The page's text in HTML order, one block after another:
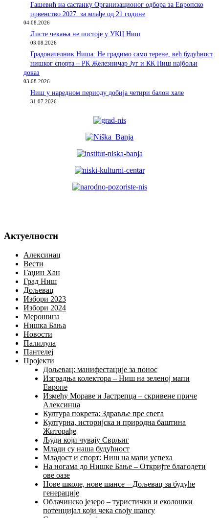
Гашевић на састанку Организационог одбора за Европско
првенство 2027. за млађе од 21 године
04.08.2026
Листе чекања не постоје у УКЦ Ниш
03.08.2026
Градоначелник Ниша: Не градимо само терене, већ будућност
нишког спорта – РК Железничар Југ и КК Ниш најбољи
доказ
03.08.2026
Ниш у наредном периоду добија четири балон хале
31.07.2026
Актуелности
Алексинац
Вести
Гаџин Хан
Град Ниш
Дољевац
Избори 2023
Избори 2024
Мерошина
Нишка Бања
Новости
Палилула
Пантелеј
Пројекти
Дољевац: манифестације за понос
Изградња колектора – Ниш на зеленој мапи
Европе
Између Мораве и Јастрепца – скривене приче
Алексинца
Култура покрета: Здравље пре свега
Културна, историјска и природна баштина
Житорађе
Људи који чувају Сврљиг
Млади су наша будућност
Младост и спорт: Ниш на мапи успеха
На ногама до Нишке Бање – Откријте благодети
ове оазе
Нове школе, нове шансе – Дољевац за будуће
генерације
Облачинско језеро – туристички и еколошки
потенцијал који чека своју шансу